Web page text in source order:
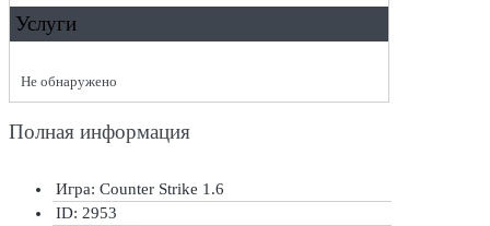
Услуги
Не обнаружено
Полная информация
Игра: Counter Strike 1.6
ID: 2953